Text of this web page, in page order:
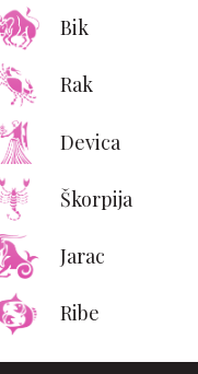
Bik
Rak
Devica
Škorpija
Jarac
Ribe